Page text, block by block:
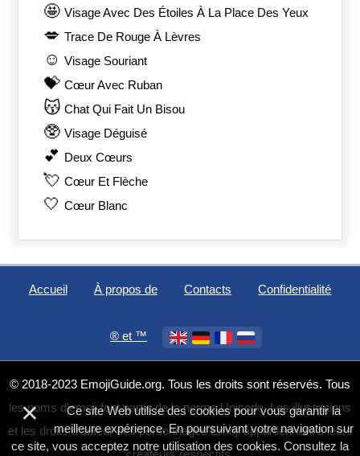
🤩 Visage Avec Des Étoiles À La Place Des Yeux
💋 Trace De Rouge À Lèvres
☺️ Visage Souriant
💝 Cœur Avec Ruban
😽 Chat Qui Fait Un Bisou
🥸 Visage Déguisé
💕 Deux Cœurs
💘 Cœur Et Flèche
🤍 Cœur Blanc
Accueil À propos de Contacts Confidentialité
®️ et ™
© 2018-2023 EmojiGuide.org. Tous les droits sont réservés. Tous
les noms d'emoji font partie de la norme Unicode. Les illustrations
et les droits d'auteur des personnages Emoji appartiennent à leurs
×
Ce site Web utilise des cookies pour vous garantir la
meilleure expérience. En poursuivant votre navigation sur
ce site, vous acceptez notre utilisation des cookies. Consultez la